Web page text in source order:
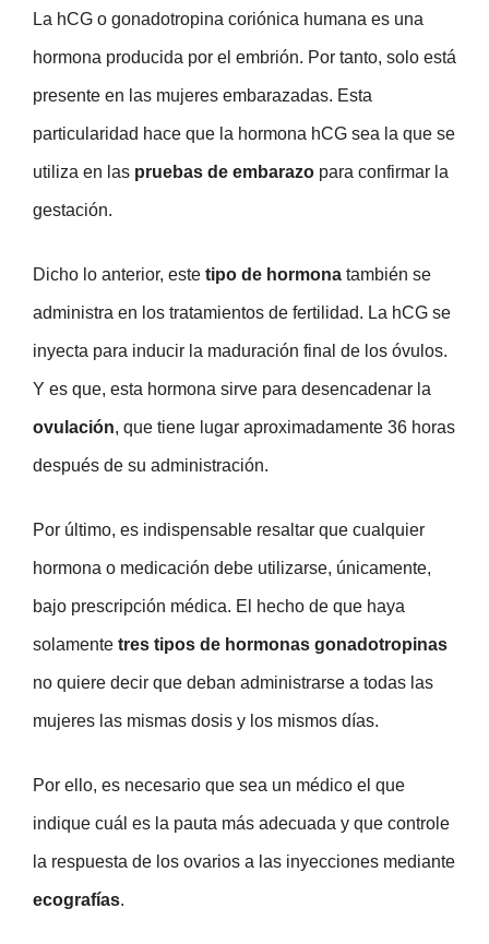
La hCG o gonadotropina coriónica humana es una
hormona producida por el embrión. Por tanto, solo está
presente en las mujeres embarazadas. Esta
particularidad hace que la hormona hCG sea la que se
utiliza en las pruebas de embarazo para confirmar la
gestación.
Dicho lo anterior, este tipo de hormona también se
administra en los tratamientos de fertilidad. La hCG se
inyecta para inducir la maduración final de los óvulos.
Y es que, esta hormona sirve para desencadenar la
ovulación, que tiene lugar aproximadamente 36 horas
después de su administración.
Por último, es indispensable resaltar que cualquier
hormona o medicación debe utilizarse, únicamente,
bajo prescripción médica. El hecho de que haya
solamente tres tipos de hormonas gonadotropinas
no quiere decir que deban administrarse a todas las
mujeres las mismas dosis y los mismos días.
Por ello, es necesario que sea un médico el que
indique cuál es la pauta más adecuada y que controle
la respuesta de los ovarios a las inyecciones mediante
ecografías.